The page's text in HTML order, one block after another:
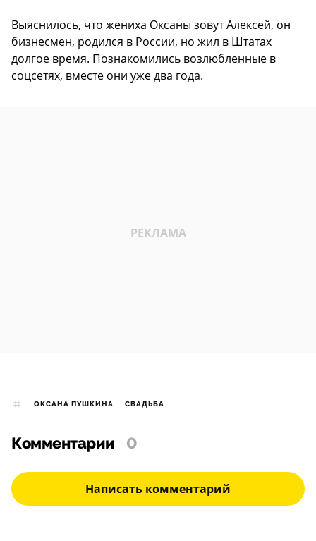
Выяснилось, что жениха Оксаны зовут Алексей, он
бизнесмен, родился в России, но жил в Штатах
долгое время. Познакомились возлюбленные в
соцсетях, вместе они уже два года.
ОКСАНА ПУШКИНА СВАДЬБА
Комментарии 0
Написать комментарий